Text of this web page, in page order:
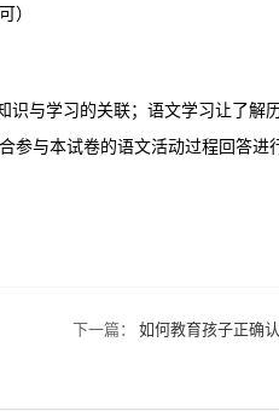
）
与学习的关联；语文学习让了解
与本试卷的语文活动过程回答进
下一篇： 如何教育孩子正确